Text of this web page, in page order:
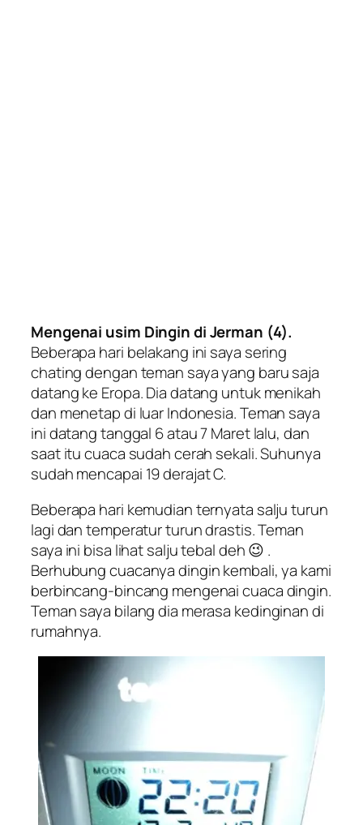
Mengenai usim Dingin di Jerman (4).
Beberapa hari belakang ini saya sering
chating dengan teman saya yang baru saja
datang ke Eropa. Dia datang untuk menikah
dan menetap di luar Indonesia. Teman saya
ini datang tanggal 6 atau 7 Maret lalu, dan
saat itu cuaca sudah cerah sekali. Suhunya
sudah mencapai 19 derajat C.
Beberapa hari kemudian ternyata salju turun
lagi dan temperatur turun drastis. Teman
saya ini bisa lihat salju tebal deh 😉 .
Berhubung cuacanya dingin kembali, ya kami
berbincang-bincang mengenai cuaca dingin.
Teman saya bilang dia merasa kedinginan di
rumahnya.